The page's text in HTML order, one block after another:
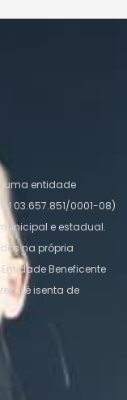
uma entidade
03.657.851/0001-08)
e estadual.
na própria
Beneficente
é isenta de